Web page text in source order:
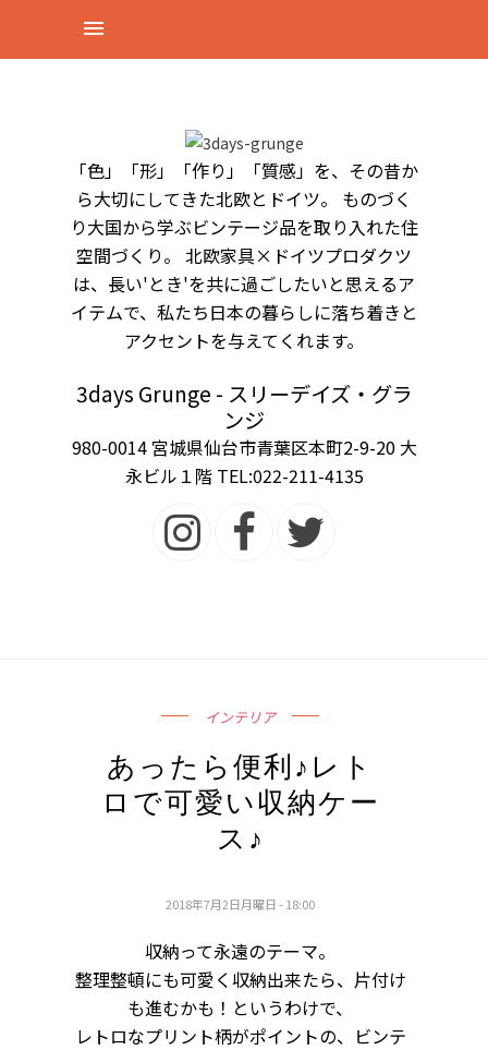
「色」「形」「作り」「質感」を、その昔か
ら大切にしてきた北欧とドイツ。 ものづく
り大国から学ぶビンテージ品を取り入れた住
空間づくり。 北欧家具×ドイツプロダクツ
は、長い'とき'を共に過ごしたいと思えるア
イテムで、私たち日本の暮らしに落ち着きと
アクセントを与えてくれます。
3days Grunge - スリーデイズ・グラ
ンジ
980-0014 宮城県仙台市青葉区本町2-9-20 大
永ビル１階 TEL:022-211-4135
インテリア
あったら便利♪レト
ロで可愛い収納ケー
ス♪
2018年7月2日月曜日 - 18:00
収納って永遠のテーマ。
整理整頓にも可愛く収納出来たら、片付け
も進むかも！というわけで、
レトロなプリント柄がポイントの、ビンテ